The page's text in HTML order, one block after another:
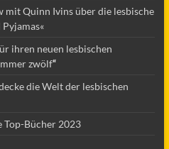
mit Quinn Ivins über die lesbische
ihren neuen lesbischen
zwölf“
die Welt der lesbischen
Top-Bücher 2023